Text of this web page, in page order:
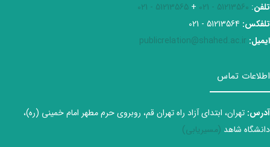
تلفن:
51213560 - 021
+
51213565 - 021
تلفکس:
ایمیل: publicrelation@shahed.ac.ir
اطلاعات تماس
آدرس: تهران، ابتدای آزاد راه تهران قم، روبروی حرم مطهر امام خمینی (ره)،
دانشگاه شاهد (مسیریابی)